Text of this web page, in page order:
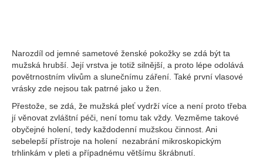
Narozdíl od jemné sametové ženské pokožky se zdá být ta
mužská hrubší. Její vrstva je totiž silnější, a proto lépe odolává
povětrnostním vlivům a slunečnímu záření. Také první vlasové
vrásky zde nejsou tak patrné jako u žen.
Přestože, se zdá, že mužská pleť vydrží více a není proto třeba
jí věnovat zvláštní péči, není tomu tak vždy. Vezměme takové
obyčejné holení, tedy každodenní mužskou činnost. Ani
sebelepší přístroje na holení nezabrání mikroskopickým
trhlinkám v pleti a případnému většímu škrábnutí.